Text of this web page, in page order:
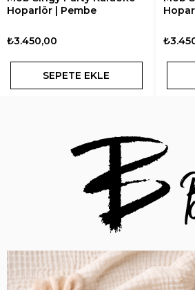
Hoparlör | Lacivert
₺3.450,00
SEPETE EKLE
Şort